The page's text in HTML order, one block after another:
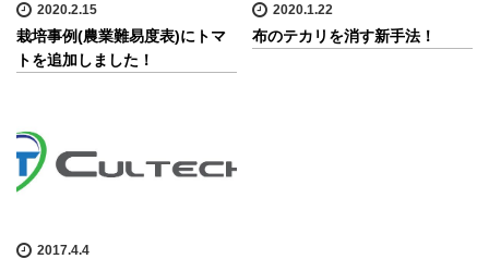
2020.2.15
栽培事例(農業難易度表)にトマ
トを追加しました！
2020.1.22
布のテカリを消す新手法！
2017.4.4